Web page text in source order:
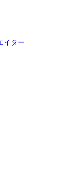
イター